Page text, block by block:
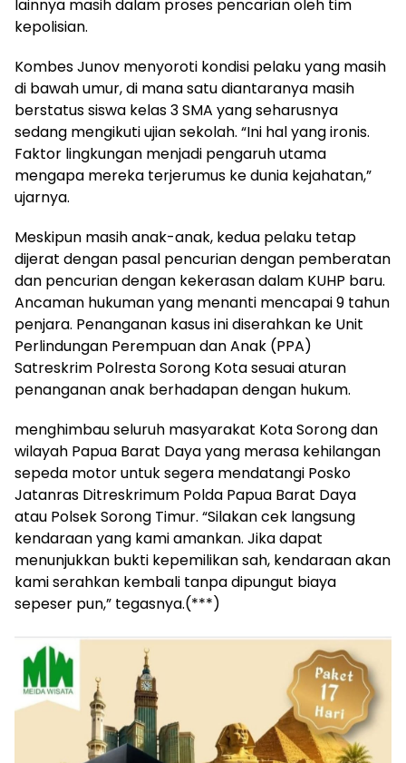
lainnya masih dalam proses pencarian oleh tim
kepolisian.
Kombes Junov menyoroti kondisi pelaku yang masih
di bawah umur, di mana satu diantaranya masih
berstatus siswa kelas 3 SMA yang seharusnya
sedang mengikuti ujian sekolah. “Ini hal yang ironis.
Faktor lingkungan menjadi pengaruh utama
mengapa mereka terjerumus ke dunia kejahatan,”
ujarnya.
Meskipun masih anak-anak, kedua pelaku tetap
dijerat dengan pasal pencurian dengan pemberatan
dan pencurian dengan kekerasan dalam KUHP baru.
Ancaman hukuman yang menanti mencapai 9 tahun
penjara. Penanganan kasus ini diserahkan ke Unit
Perlindungan Perempuan dan Anak (PPA)
Satreskrim Polresta Sorong Kota sesuai aturan
penanganan anak berhadapan dengan hukum.
menghimbau seluruh masyarakat Kota Sorong dan
wilayah Papua Barat Daya yang merasa kehilangan
sepeda motor untuk segera mendatangi Posko
Jatanras Ditreskrimum Polda Papua Barat Daya
atau Polsek Sorong Timur. “Silakan cek langsung
kendaraan yang kami amankan. Jika dapat
menunjukkan bukti kepemilikan sah, kendaraan akan
kami serahkan kembali tanpa dipungut biaya
sepeser pun,” tegasnya.(***)